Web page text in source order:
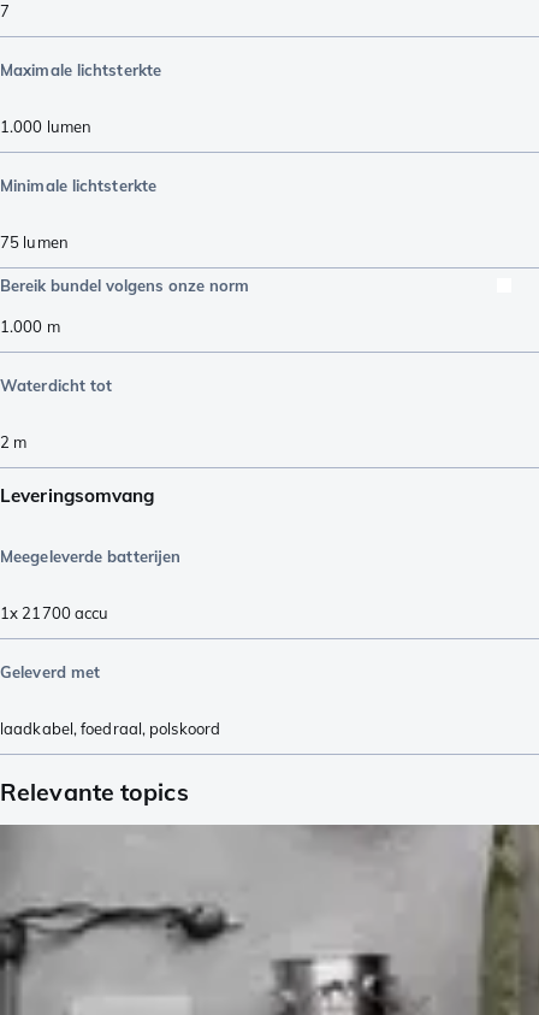
7
Maximale lichtsterkte
1.000 lumen
Minimale lichtsterkte
75 lumen
Bereik bundel volgens onze norm
1.000 m
Waterdicht tot
2 m
Leveringsomvang
Meegeleverde batterijen
1x 21700 accu
Geleverd met
laadkabel,foedraal, polskoord
Relevante topics